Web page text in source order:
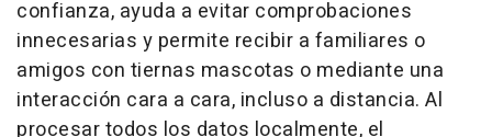
confianza, ayuda a evitar comprobaciones
innecesarias y permite recibir a familiares o
amigos con tiernas mascotas o mediante una
interacción cara a cara, incluso a distancia. Al
procesar todos los datos localmente, el